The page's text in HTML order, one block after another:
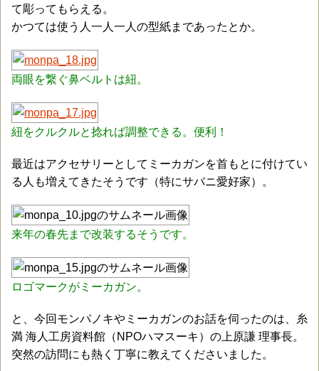
て彫ってもらえる。
かつては使う人一人一人の型紙まであったとか。
両眼を繋ぐ鼻ベルトは紐。
紐をクルクルと捻れば調整できる。便利！
最近はアクセサリーとしてミーカガンを首もとに付けてい
る人も増えてきたそうです（特にサバニ愛好家）。
来年の春先まで改装するそうです。
ロゴマークがミーカガン。
と、今回モンパノキやミーカガンのお話を伺ったのは、糸
満 海人工房資料館（NPOハマスーキ）の上原謙 理事長。
突然の訪問にも熱く丁寧に教えてくださいました。